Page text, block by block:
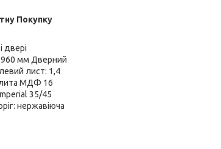
Покупку
двері
мм Дверний
лист: 1,4
МДФ 16
35/45
нержавіюча